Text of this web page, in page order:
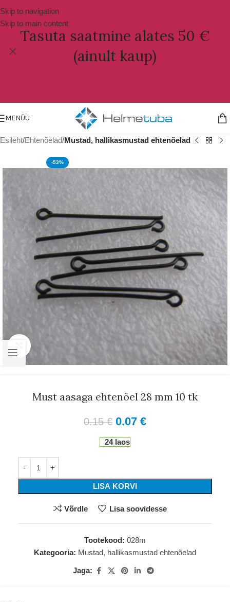
Skip to navigation
Skip to main content
Tasuta saatmine alates 50 €
(ainult kaup)
MENÜÜ
Esileht Ehtenõelad Mustad, hallikasmustad ehtenõelad
-53%
Suurenda
Must aasaga ehtenõel 28 mm 10 tk
0.15€ 0.07 €
24 laos
LISA KORVI
Võrdle Lisa soovidesse
Tootekood: 028m
Kategooria: Mustad, hallikasmustad ehtenõelad
Jaga: